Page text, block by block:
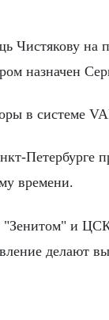
назначен
в системе
Петербурге
времени.
и
делают